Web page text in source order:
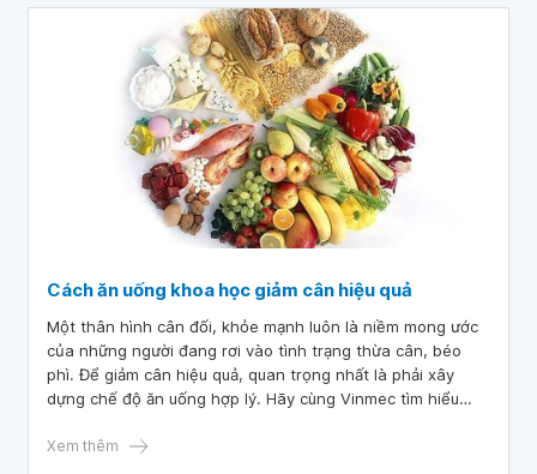
Cách ăn uống khoa học giảm cân hiệu quả
Một thân hình cân đối, khỏe mạnh luôn là niềm mong ước
của những người đang rơi vào tình trạng thừa cân, béo
phì. Để giảm cân hiệu quả, quan trọng nhất là phải xây
dựng chế độ ăn uống hợp lý. Hãy cùng Vinmec tìm hiểu
giảm cân hiệu quả qua bài viết dưới đây nhé!
Xem thêm